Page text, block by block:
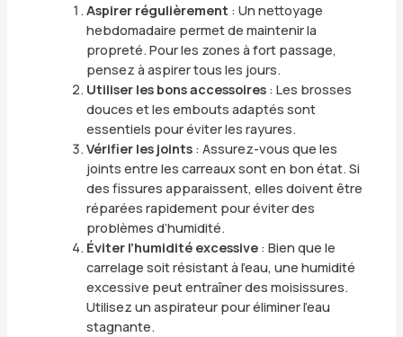
Aspirer régulièrement : Un nettoyage
hebdomadaire permet de maintenir la
propreté. Pour les zones à fort passage,
pensez à aspirer tous les jours.
Utiliser les bons accessoires: Les brosses
douces et les embouts adaptés sont
essentiels pour éviter les rayures.
Vérifier les joints: Assurez-vous que les
joints entre les carreaux sont en bon état. Si
des fissures apparaissent, elles doivent être
réparées rapidement pour éviter des
problèmes d’humidité.
Éviter l’humidité excessive: Bien que le
carrelage soit résistant à l’eau, une humidité
excessive peut entraîner des moisissures.
Utilisez un aspirateur pour éliminer l’eau
stagnante.